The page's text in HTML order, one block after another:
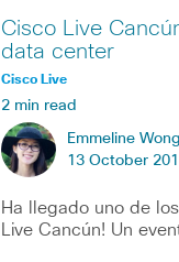
Cisco Live
data center
Cisco Live
2 min read
Emmeline Wong
13 October
Ha llegado uno de
Live Cancún! Un